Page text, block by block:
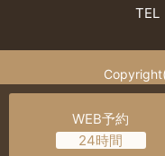
WEB予約
TEL